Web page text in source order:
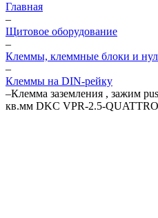
Главная
–
Щитовое оборудование
–
Клеммы, клеммные блоки и
–
Клеммы на DIN-рейку
–Клемма заземления , зажим
кв.мм DKC VPR-2.5-